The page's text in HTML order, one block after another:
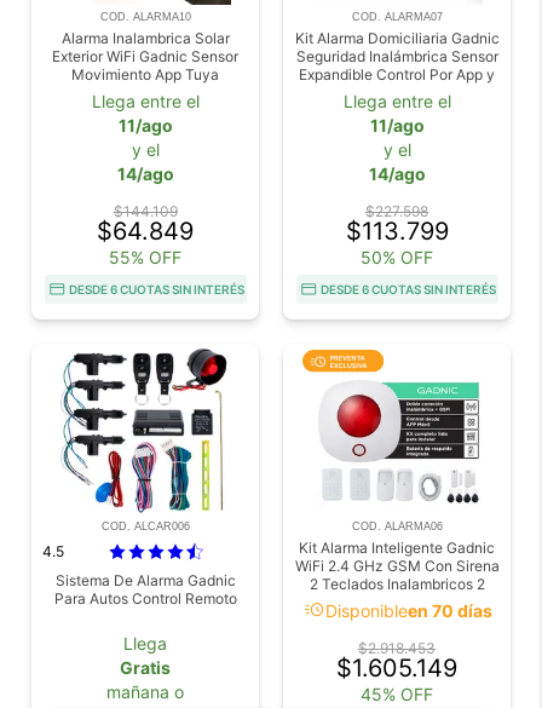
COD. ALARMA10
Alarma Inalambrica Solar
Exterior WiFi Gadnic Sensor
Movimiento App Tuya
Llega entre el
11/ago
y el
14/ago
$144.109
$64.849
55% OFF
DESDE 6 CUOTAS SIN INTERÉS
COD. ALARMA07
Kit Alarma Domiciliaria Gadnic
Seguridad Inalámbrica Sensor
Expandible Control Por App y
Voz Compatible Con Alexa y
Google Home Notificaciones
Llega entre el
11/ago
y el
14/ago
$227.598
$113.799
50% OFF
DESDE 6 CUOTAS SIN INTERÉS
COD. ALCAR006
4.5
Sistema De Alarma Gadnic
Para Autos Control Remoto
Llega
Gratis
mañana o
COD. ALARMA06
Kit Alarma Inteligente Gadnic
WiFi 2.4 GHz GSM Con Sirena
2 Teclados Inalambricos 2
Sensores PIR 2 Sensores
Magneticos 4 Llaveros RFID
Bateria De Respaldo App
Smart Life
acuteDisponibleen 70 días
$2.918.453
$1.605.149
45% OFF